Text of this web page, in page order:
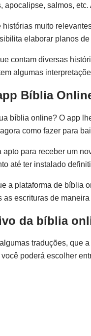
salmos,
muito
elaborar planos
contam diversas
algumas
Bíblia
bíblia online? O app
como fazer para
para receber um
até ter instalado
a plataforma de bíblia
escrituras de maneira
da bíblia
traduções, que
poderá escolher